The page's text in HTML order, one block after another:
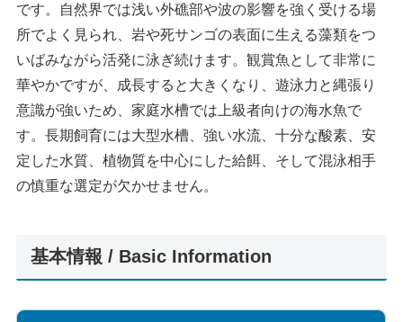
です。自然界では浅い外礁部や波の影響を強く受ける場
所でよく見られ、岩や死サンゴの表面に生える藻類をつ
いばみながら活発に泳ぎ続けます。観賞魚として非常に
華やかですが、成長すると大きくなり、遊泳力と縄張り
意識が強いため、家庭水槽では上級者向けの海水魚で
す。長期飼育には大型水槽、強い水流、十分な酸素、安
定した水質、植物質を中心にした給餌、そして混泳相手
の慎重な選定が欠かせません。
基本情報 / Basic Information